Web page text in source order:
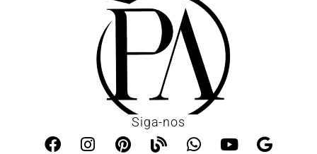
Siga-nos